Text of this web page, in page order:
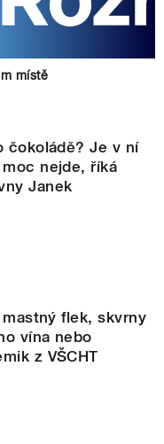
místě
čokoládě? Je v ní
nejde, říká
Janek
flek, skvrny
vína nebo
z VŠCHT